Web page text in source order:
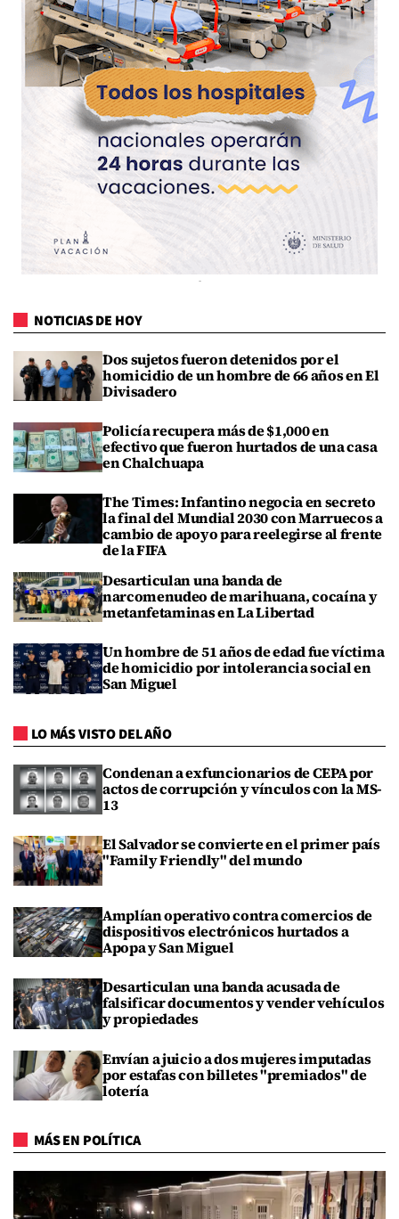
NOTICIAS DE HOY
Dos sujetos fueron detenidos por el
homicidio de un hombre de 66 años en El
Divisadero
Policía recupera más de $1,000 en
efectivo que fueron hurtados de una casa
en Chalchuapa
The Times: Infantino negocia en secreto
la final del Mundial 2030 con Marruecos a
cambio de apoyo para reelegirse al frente
de la FIFA
Desarticulan una banda de
narcomenudeo de marihuana, cocaína y
metanfetaminas en La Libertad
Un hombre de 51 años de edad fue víctima
de homicidio por intolerancia social en
San Miguel
LO MÁS VISTO DEL AÑO
Condenan a exfuncionarios de CEPA por
actos de corrupción y vínculos con la MS-
13
El Salvador se convierte en el primer país
"Family Friendly" del mundo
Amplían operativo contra comercios de
dispositivos electrónicos hurtados a
Apopa y San Miguel
Desarticulan una banda acusada de
falsificar documentos y vender vehículos
y propiedades
Envían a juicio a dos mujeres imputadas
por estafas con billetes "premiados" de
lotería
MÁS EN POLÍTICA